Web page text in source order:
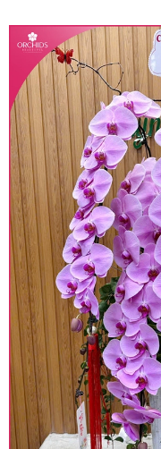
• Giá trên được
miễn phí in thiệp -
hàng.
• Beautiful
trên toàn quốc để
khu vực sẽ có
phí mặt bằng,
thay đổi so với giá
hàng ở Tỉnh
giá trước khi đặt
chính xác khi có